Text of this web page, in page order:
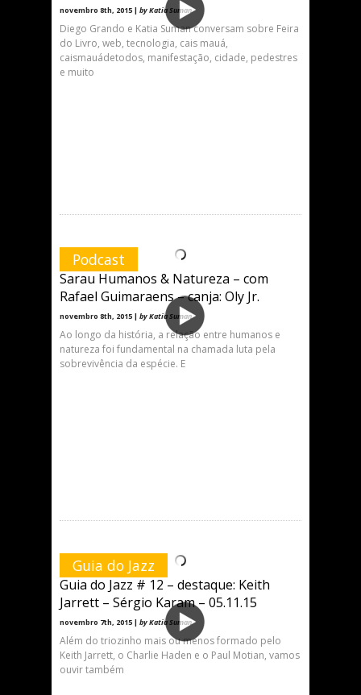
novembro 8th, 2015 | by Katia Suman
Diego Grando e Katia Suman conversam sobre Feira
do Livro, web, tecnologia, cais mauá,
caismauádetodos, manifestação, cidade, pedestres
e muito
Podcast
Sarau Humanos & Natureza – com
Rafael Guimaraens – canja: Oly Jr.
novembro 8th, 2015 | by Katia Suman
Ao longo da história, a relação entre humanos e
natureza foi fundamental na chamada luta pela
sobrevivência da espécie. E
Guia do Jazz
Guia do Jazz # 12 – destaque: Keith
Jarrett – Sérgio Karam – 05.11.15
novembro 7th, 2015 | by Katia Suman
Além do triozinho mais ou menos formado pelo
Keith Jarrett, o Charlie Haden e o Paul Motian, vamos
ouvir também